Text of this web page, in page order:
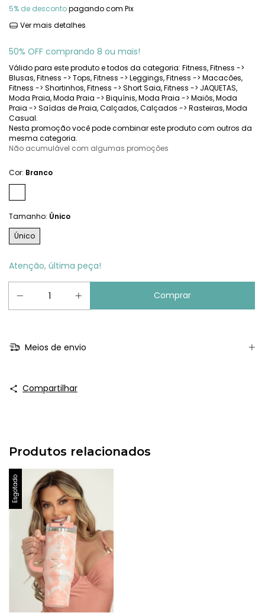
5% de descontopagando com Pix
Ver mais detalhes
50% OFF comprando 8 ou mais!
Válido para este produto e todos da categoria: Fitness, Fitness ->
Blusas, Fitness -> Tops, Fitness -> Leggings, Fitness -> Macacões,
Fitness -> Shortinhos, Fitness -> Short Saia, Fitness -> JAQUETAS,
Moda Praia, Moda Praia -> Biquínis, Moda Praia -> Maiôs, Moda
Praia -> Saídas de Praia, Calçados, Calçados -> Rasteiras, Moda
Casual.
Nesta promoção você pode combinar este produto com outros da
mesma categoria.
Não acumulável com algumas promoções
Cor: Branco
Tamanho: Único
Único
Atenção, última peça!
Meios de envio
Compartilhar
Produtos relacionados
Esgotado